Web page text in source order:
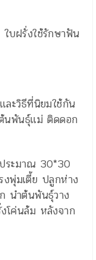
บฝรั่งใช้รักษาฟัน
ละวิธีที่นิยมใช้กัน
นพันธุ์แม่ ติดดอก
ระมาณ 30*30
งพุ่มเตี้ย ปลูกห่าง
นำต้นพันธุ์วาง
โค่นล้ม หลังจาก